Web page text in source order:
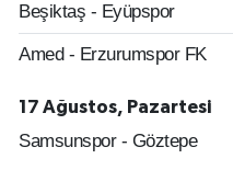
Beşiktaş - Eyüpspor
Amed - Erzurumspor FK
17 Ağustos, Pazartesi
Samsunspor - Göztepe